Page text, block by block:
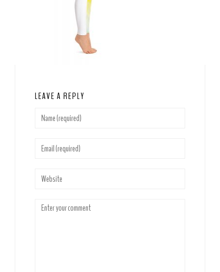
LEAVE A REPLY